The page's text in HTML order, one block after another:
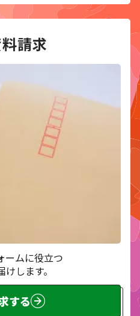
請求
ームに役立つ
します。
する